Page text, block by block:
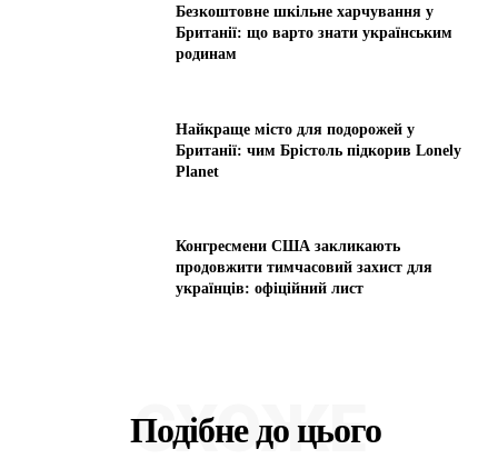
Безкоштовне шкільне харчування у
Британії: що варто знати українським
родинам
Найкраще місто для подорожей у
Британії: чим Брістоль підкорив Lonely
Planet
Конгресмени США закликають
продовжити тимчасовий захист для
українців: офіційний лист
Подібне до цього
СХОЖЕ